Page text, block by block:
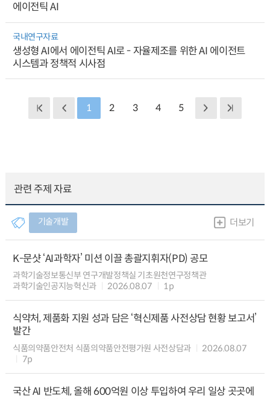
에이전틱 AI
국내연구자료
생성형 AI에서 에이전틱 AI로 - 자율제조를 위한 AI 에이전트
시스템과 정책적 시사점
1 2 3 4 5
관련 주제 자료
기술개발 더보기
K-문샷 ‘AI과학자’ 미션 이끌 총괄지휘자(PD) 공모
과학기술정보통신부 연구개발정책실 기초원천연구정책관
과학기술인공지능혁신과
2026.08.07 1p
식약처, 제품화 지원 성과 담은 ‘혁신제품 사전상담 현황 보고서’
발간
식품의약품안전처 식품의약품안전평가원 사전상담과
2026.08.07
7p
국산 AI 반도체, 올해 600억원 이상 투입하여 우리 일상 곳곳에